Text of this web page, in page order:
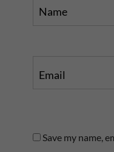
Name
Email
Save my name,